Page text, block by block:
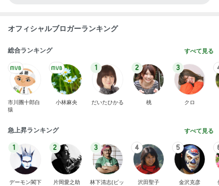
オフィシャルブロガーランキング
総合ランキング すべて見る
市川團十郎白
猿
小林麻央
1
だいたひかる
2
桃
3
クロ
急上昇ランキング すべて見る
1
デーモン閣下
2
片岡愛之助
3
林下清志(ビッ
4
沢田聖子
5
金沢克彦